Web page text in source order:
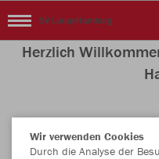
SV Lurup-Hamburg
Herzlich
Nachhaltig
Wir verwenden Cookies
Durch die Analyse der